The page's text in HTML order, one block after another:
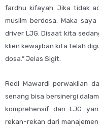
fardhu kifayah. Jika tidak
muslim berdosa. Maka
driver LJG. Disaat kita
klien kewajiban kita telah
dosa.” Jelas Sigit.
Redi Mawardi perwakilan
senang bisa bersinergi
komprehensif dan LJG
rekan-rekan dari